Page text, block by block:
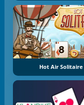
Hot Air Solitaire